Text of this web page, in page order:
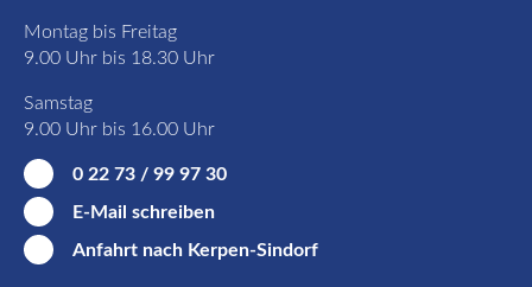
Montag bis Freitag
9.00 Uhr bis 18.30 Uhr
Samstag
9.00 Uhr bis 16.00 Uhr
0 22 73 / 99 97 30
E-Mail schreiben
Anfahrt nach Kerpen-Sindorf